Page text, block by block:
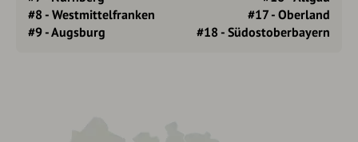
#8 - Westmittelfranken
#9 - Augsburg
#17 - Oberland
#18 - Südostoberbayern